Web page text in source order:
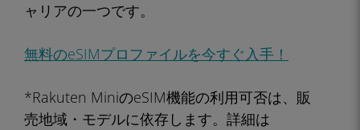
ャリアの一つです。
無料のeSIMプロファイルを今すぐ入手！
*Rakuten MiniのeSIM機能の利用可否は、販
売地域・モデルに依存します。詳細は